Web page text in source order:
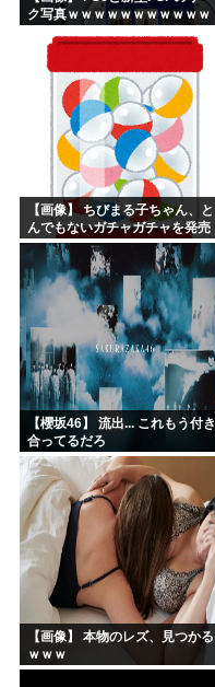
ク写真ｗｗｗｗｗｗｗｗｗｗｗ
【画像】 ちびまる子ちゃん、と
んでもないガチャガチャを発売
してしまうｗｗｗｗ
【櫻坂46】 流出... これもう付き
合ってるだろ
【画像】 本物のレズ、見つかる
ｗｗｗ